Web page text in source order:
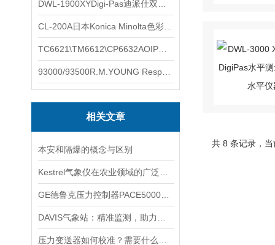
相关文章
本安和隔爆的概念与区别
共 8 条记录，